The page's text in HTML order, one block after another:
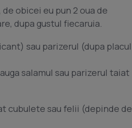
obicei eu pun 2 oua de
dupa gustul fiecaruia.
sau parizerul (dupa placul
salamul sau parizerul taiat
cubulete sau felii (depinde de